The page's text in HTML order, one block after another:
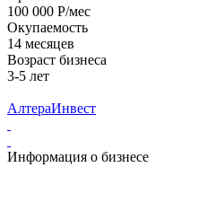
100 000 Р/мес
Окупаемость
14 месяцев
Возраст бизнеса
3-5 лет
АлтераИнвест
Информация о бизнесе